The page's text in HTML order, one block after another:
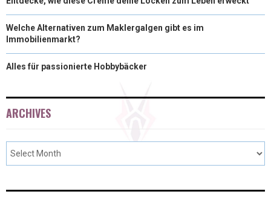
Welche Alternativen zum Maklergalgen gibt es im
Immobilienmarkt?
Alles für passionierte Hobbybäcker
ARCHIVES